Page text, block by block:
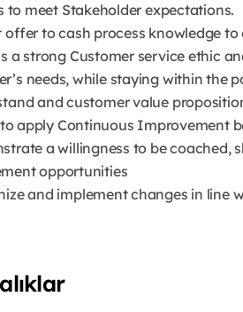
to meet Stakeholder expectations.
offer to cash process knowledge
a strong Customer service ethic
needs, while staying within the
and customer value
apply Continuous Improvement
a willingness to be
opportunities
and implement changes in line